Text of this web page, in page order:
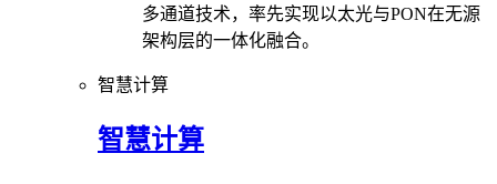
多通道技术，率先实现以太光与PON在无源
架构层的一体化融合。
智慧计算
智慧计算